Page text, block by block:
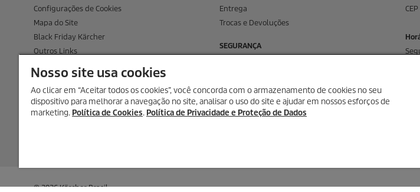
Configurações de Cookies
Mapa do Site
Black Friday Kärcher
Outros Links
Assistência Técnica Kärcher
Entrega
Trocas e Devoluções
SEGURANÇA
© 2026 Kärcher Brasil
Nosso site usa cookies
Ao clicar em “Aceitar todos os cookies”, você concorda com o armazenamento de cookies no seu
dispositivo para melhorar a navegação no site, analisar o uso do site e ajudar em nossos esforços de
marketing. Política de Cookies. Política de Privacidade e Proteção de Dados